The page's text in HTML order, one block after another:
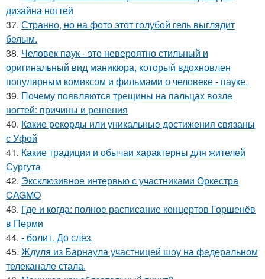
дизайна ногтей
37. Странно, но на фото этот голубой гель выглядит
белым.
38. Человек паук - это невероятно стильный и
оригинальный вид маникюра, который вдохновлен
популярным комиксом и фильмами о человеке - пауке.
39. Почему появляются трещины на пальцах возле
ногтей: причины и решения
40. Какие рекорды или уникальные достижения связаны
с Уфой
41. Какие традиции и обычаи характерны для жителей
Сургута
42. Эксклюзивное интервью с участниками Оркестра
CAGMO
43. Где и когда: полное расписание концертов Горшенёв
в Перми
44. - болит. До слёз.
45. Ждуля из Барнаула участницей шоу на федеральном
телеканале стала.